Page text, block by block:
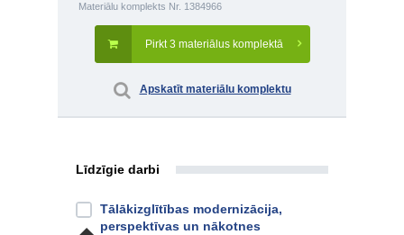
Materiālu komplekts Nr. 1384966
Pirkt 3 materiālus komplektā
Apskatīt materiālu komplektu
Līdzīgie darbi
Tālākizglītības modernizācija,
perspektīvas un nākotnes